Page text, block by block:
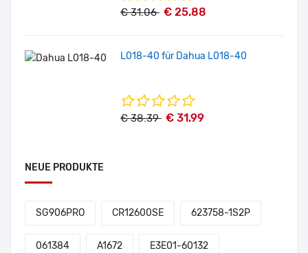
€ 31.06 € 25.88
L018-40 für Dahua L018-40
€ 38.39 € 31.99
NEUE PRODUKTE
SG906PRO CR12600SE 623758-1S2P
061384 A1672 E3E01-60132